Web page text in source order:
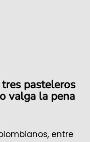
pasteleros
valga la pena
entre